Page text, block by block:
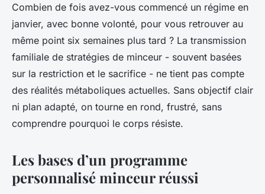
Combien de fois avez-vous commencé un régime en
janvier, avec bonne volonté, pour vous retrouver au
même point six semaines plus tard ? La transmission
familiale de stratégies de minceur - souvent basées
sur la restriction et le sacrifice - ne tient pas compte
des réalités métaboliques actuelles. Sans objectif clair
ni plan adapté, on tourne en rond, frustré, sans
comprendre pourquoi le corps résiste.
Les bases d’un programme
personnalisé minceur réussi